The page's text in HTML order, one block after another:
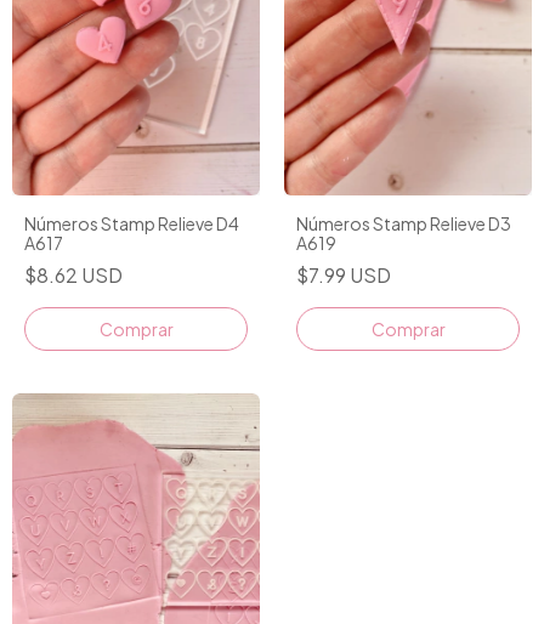
Números Stamp Relieve D4
A617
$8.62 USD
Comprar
Números Stamp Relieve D3
A619
$7.99 USD
Comprar